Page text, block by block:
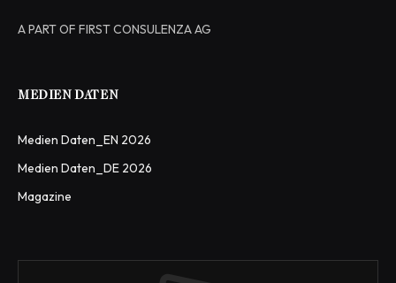
A PART OF FIRST CONSULENZA AG
MEDIEN DATEN
Medien Daten_EN 2026
Medien Daten_DE 2026
Magazine